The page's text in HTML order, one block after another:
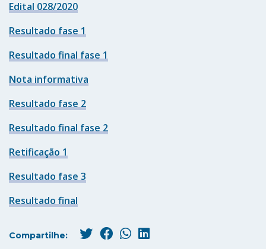
Edital 028/2020
Resultado fase 1
Resultado final fase 1
Nota informativa
Resultado fase 2
Resultado final fase 2
Retificação 1
Resultado fase 3
Resultado final
Compartilhe: